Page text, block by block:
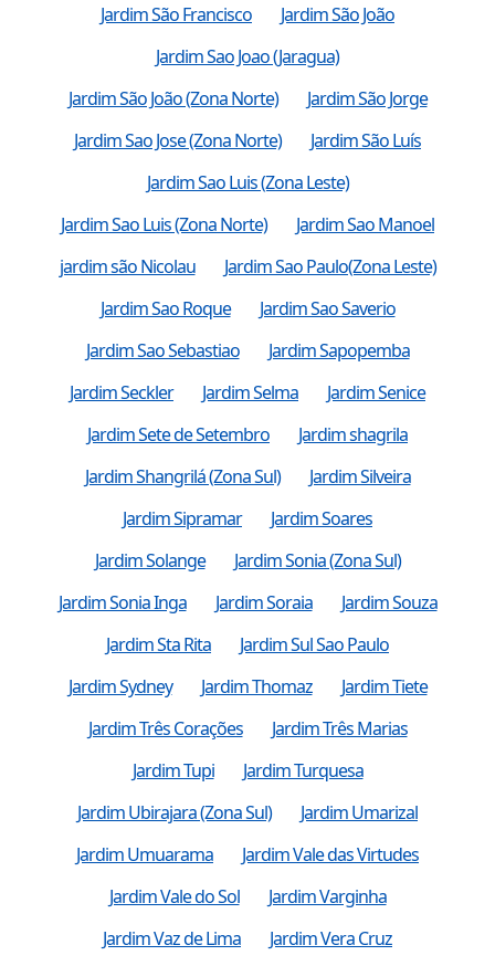
Jardim São Francisco
Jardim São João
Jardim Sao Joao (Jaragua)
Jardim São João (Zona Norte)
Jardim São Jorge
Jardim Sao Jose (Zona Norte)
Jardim São Luís
Jardim Sao Luis (Zona Leste)
Jardim Sao Luis (Zona Norte)
Jardim Sao Manoel
jardim são Nicolau
Jardim Sao Paulo(Zona Leste)
Jardim Sao Roque
Jardim Sao Saverio
Jardim Sao Sebastiao
Jardim Sapopemba
Jardim Seckler
Jardim Selma
Jardim Senice
Jardim Sete de Setembro
Jardim shagrila
Jardim Shangrilá (Zona Sul)
Jardim Silveira
Jardim Sipramar
Jardim Soares
Jardim Solange
Jardim Sonia (Zona Sul)
Jardim Sonia Inga
Jardim Soraia
Jardim Souza
Jardim Sta Rita
Jardim Sul Sao Paulo
Jardim Sydney
Jardim Thomaz
Jardim Tiete
Jardim Três Corações
Jardim Três Marias
Jardim Tupi
Jardim Turquesa
Jardim Ubirajara (Zona Sul)
Jardim Umarizal
Jardim Umuarama
Jardim Vale das Virtudes
Jardim Vale do Sol
Jardim Varginha
Jardim Vaz de Lima
Jardim Vera Cruz